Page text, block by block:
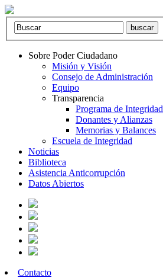
Sobre Poder Ciudadano
Misión y Visión
Consejo de Administración
Equipo
Transparencia
Programa de Integridad
Donantes y Alianzas
Memorias y Balances
Escuela de Integridad
Noticias
Biblioteca
Asistencia Anticorrupción
Datos Abiertos
Contacto